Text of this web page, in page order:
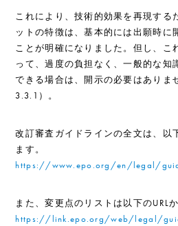
これにより、技術的効果を再現する
ットの特徴は、基本的には出願時に
ことが明確になりました。但し、こ
って、過度の負担なく、一般的な知
できる場合は、開示の必要はありま
3.3.1）。
改訂審査ガイドラインの全文は、以
ます。
https://www.epo.org/en/legal/
また、変更点のリストは以下のURL
https://link.epo.org/web/legal/